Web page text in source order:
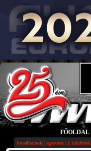
FŐOLDAL
fotoalbumok | egysoros | ti küldtétek